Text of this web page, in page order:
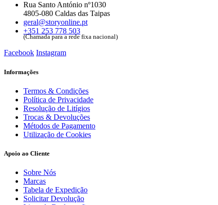
Rua Santo António nº1030
4805-080 Caldas das Taipas
geral@storyonline.pt
+351 253 778 503
(Chamada para a rede fixa nacional)
Facebook Instagram
Informações
Termos & Condições
Política de Privacidade
Resolução de Litígios
Trocas & Devoluções
Métodos de Pagamento
Utilização de Cookies
Apoio ao Cliente
Sobre Nós
Marcas
Tabela de Expedição
Solicitar Devolução